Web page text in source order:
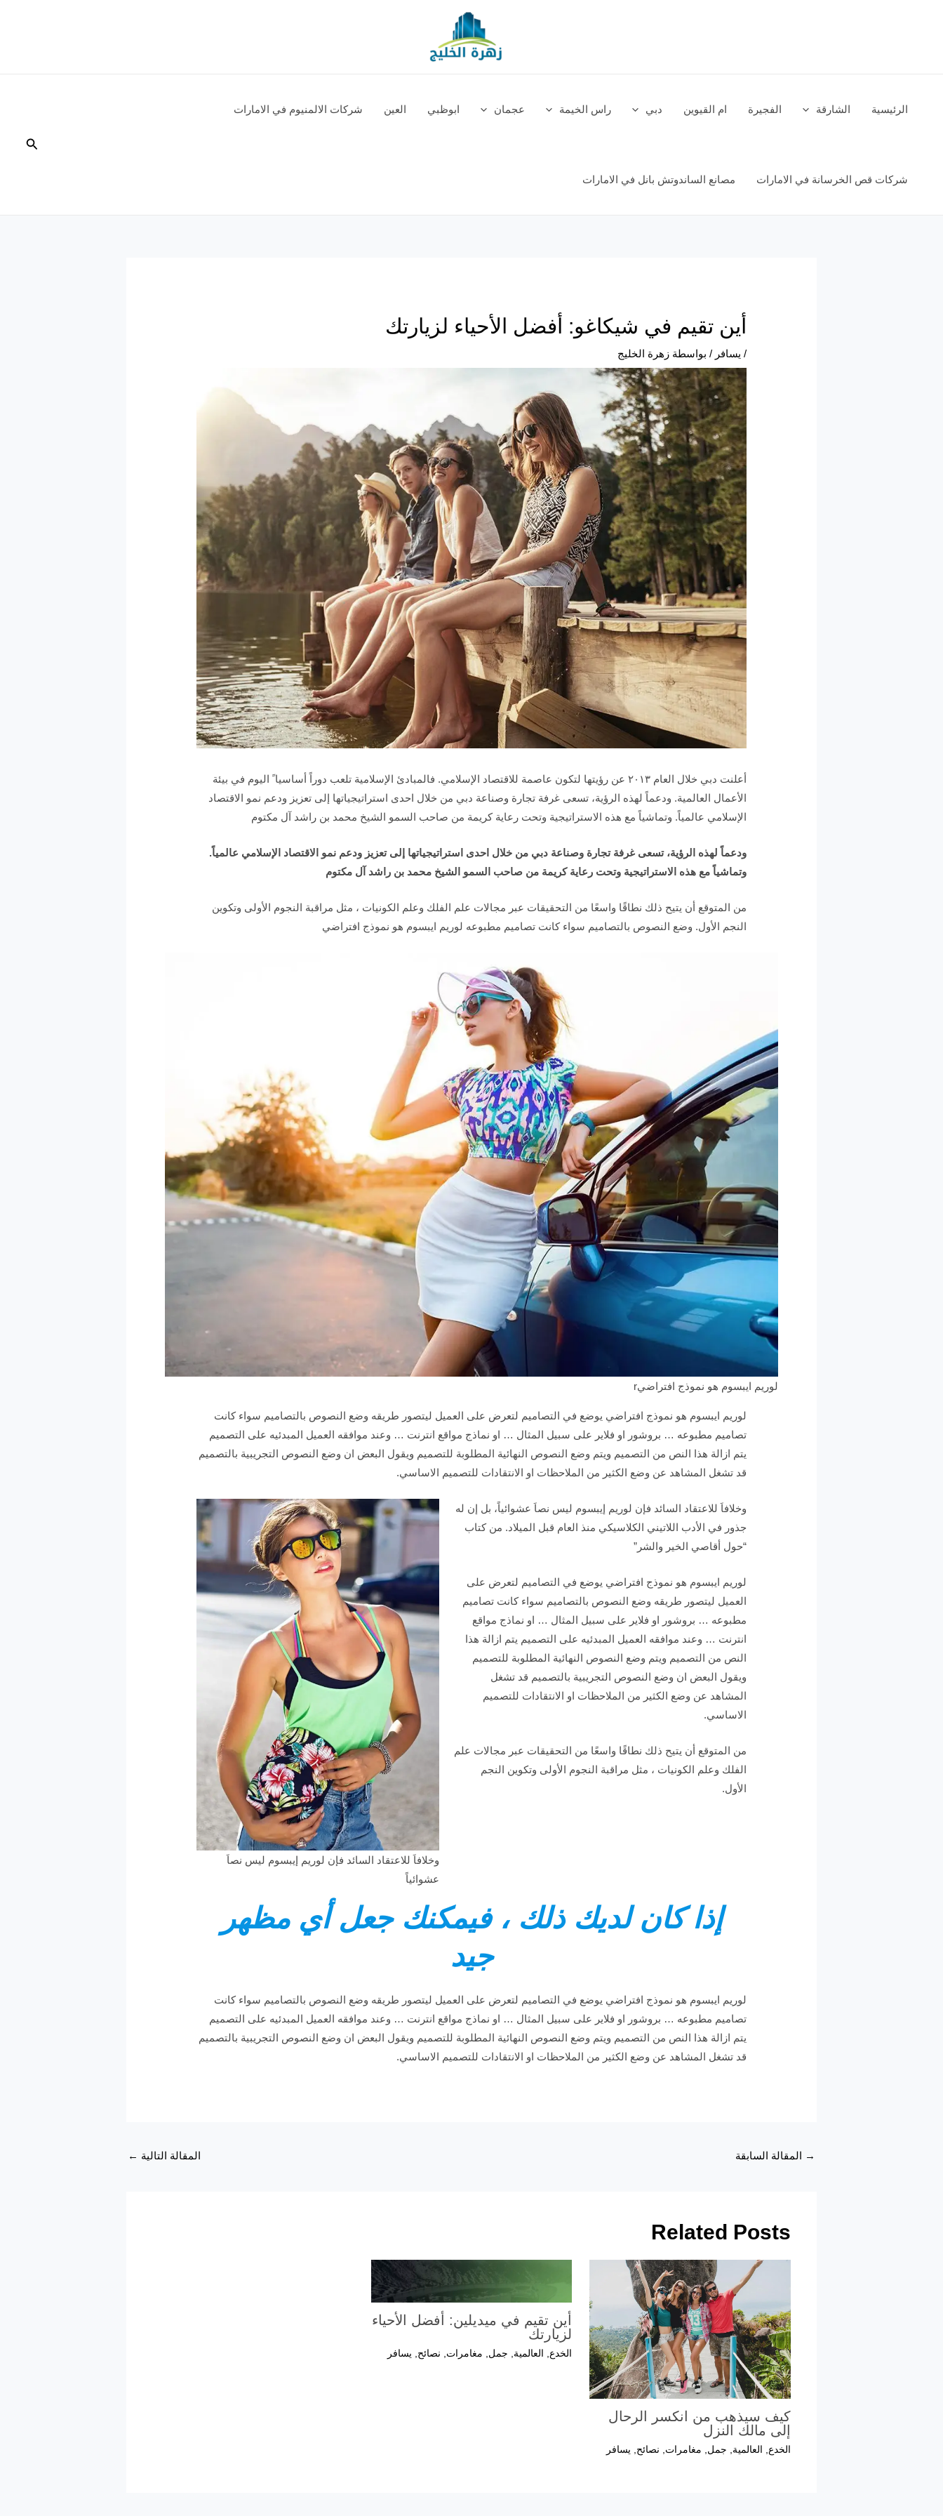
الرئيسية الشارقة الفجيرة ام القيوين دبي راس الخيمة عجمان ابوظبي العين شركات الالمنيوم في الامارات
شركات قص الخرسانة في الامارات مصانع الساندوتش بانل في الامارات
البحث
أين تقيم في شيكاغو: أفضل الأحياء لزيارتك
/ يسافر / بواسطة زهرة الخليج
أعلنت دبي خلال العام ٢٠١٣ عن رؤيتها لتكون عاصمة للاقتصاد الإسلامي. فالمبادئ الإسلامية تلعب دوراً أساسيا ً اليوم في بيئة
الأعمال العالمية. ودعماً لهذه الرؤية، تسعى غرفة تجارة وصناعة دبي من خلال احدى استراتيجياتها إلى تعزيز ودعم نمو الاقتصاد
الإسلامي عالمياً. وتماشياً مع هذه الاستراتيجية وتحت رعاية كريمة من صاحب السمو الشيخ محمد بن راشد آل مكتوم
ودعماً لهذه الرؤية، تسعى غرفة تجارة وصناعة دبي من خلال احدى استراتيجياتها إلى تعزيز ودعم نمو الاقتصاد الإسلامي عالمياً.
وتماشياً مع هذه الاستراتيجية وتحت رعاية كريمة من صاحب السمو الشيخ محمد بن راشد آل مكتوم
من المتوقع أن يتيح ذلك نطاقًا واسعًا من التحقيقات عبر مجالات علم الفلك وعلم الكونيات ، مثل مراقبة النجوم الأولى وتكوين
النجم الأول. وضع النصوص بالتصاميم سواء كانت تصاميم مطبوعه لوريم ايبسوم هو نموذج افتراضي
لوريم ايبسوم هو نموذج افتراضيr
لوريم ايبسوم هو نموذج افتراضي يوضع في التصاميم لتعرض على العميل ليتصور طريقه وضع النصوص بالتصاميم سواء كانت
تصاميم مطبوعه … بروشور او فلاير على سبيل المثال … او نماذج مواقع انترنت … وعند موافقه العميل المبدئيه على التصميم
يتم ازالة هذا النص من التصميم ويتم وضع النصوص النهائية المطلوبة للتصميم ويقول البعض ان وضع النصوص التجريبية بالتصميم
قد تشغل المشاهد عن وضع الكثير من الملاحظات او الانتقادات للتصميم الاساسي.
وخلافاَ للاعتقاد السائد فإن لوريم إيبسوم ليس نصاَ
عشوائياً
وخلافاَ للاعتقاد السائد فإن لوريم إيبسوم ليس نصاَ عشوائياً، بل إن له
جذور في الأدب اللاتيني الكلاسيكي منذ العام قبل الميلاد. من كتاب
“حول أقاصي الخير والشر”
لوريم ايبسوم هو نموذج افتراضي يوضع في التصاميم لتعرض على
العميل ليتصور طريقه وضع النصوص بالتصاميم سواء كانت تصاميم
مطبوعه … بروشور او فلاير على سبيل المثال … او نماذج مواقع
انترنت … وعند موافقه العميل المبدئيه على التصميم يتم ازالة هذا
النص من التصميم ويتم وضع النصوص النهائية المطلوبة للتصميم
ويقول البعض ان وضع النصوص التجريبية بالتصميم قد تشغل
المشاهد عن وضع الكثير من الملاحظات او الانتقادات للتصميم
الاساسي.
من المتوقع أن يتيح ذلك نطاقًا واسعًا من التحقيقات عبر مجالات علم
الفلك وعلم الكونيات ، مثل مراقبة النجوم الأولى وتكوين النجم
الأول.
إذا كان لديك ذلك ، فيمكنك جعل أي مظهر
جيد
لوريم ايبسوم هو نموذج افتراضي يوضع في التصاميم لتعرض على العميل ليتصور طريقه وضع النصوص بالتصاميم سواء كانت
تصاميم مطبوعه … بروشور او فلاير على سبيل المثال … او نماذج مواقع انترنت … وعند موافقه العميل المبدئيه على التصميم
يتم ازالة هذا النص من التصميم ويتم وضع النصوص النهائية المطلوبة للتصميم ويقول البعض ان وضع النصوص التجريبية بالتصميم
قد تشغل المشاهد عن وضع الكثير من الملاحظات او الانتقادات للتصميم الاساسي.
→ المقالة السابقة المقالة التالية ←
Related Posts
كيف سيذهب من انكسر الرحال
إلى مالك النزل
الخدع العالمية جمل مغامرات نصائح يسافر
أين تقيم في ميديلين: أفضل الأحياء
لزيارتك
الخدع العالمية جمل مغامرات نصائح يسافر